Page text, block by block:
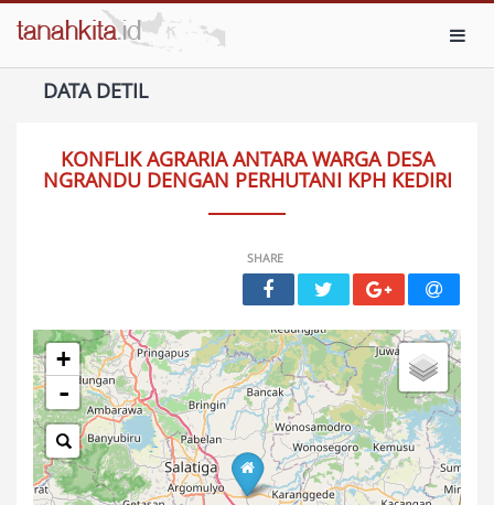
DATA DETIL
KONFLIK AGRARIA ANTARA WARGA DESA
NGRANDU DENGAN PERHUTANI KPH KEDIRI
SHARE
+
-